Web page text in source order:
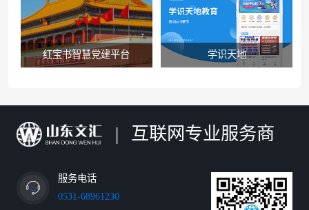
红宝书智慧党建平台 学识天地
| 互联网专业服务商
服务电话
0531-68961230